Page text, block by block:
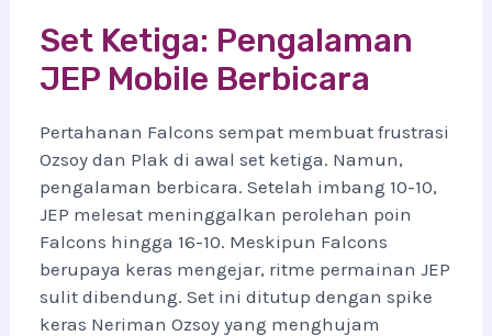
Set Ketiga: Pengalaman
JEP Mobile Berbicara
Pertahanan Falcons sempat membuat frustrasi
Ozsoy dan Plak di awal set ketiga. Namun,
pengalaman berbicara. Setelah imbang 10-10,
JEP melesat meninggalkan perolehan poin
Falcons hingga 16-10. Meskipun Falcons
berupaya keras mengejar, ritme permainan JEP
sulit dibendung. Set ini ditutup dengan spike
keras Neriman Ozsoy yang menghujam